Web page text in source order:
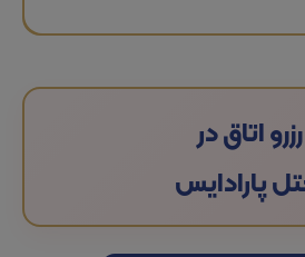
رزرو اتاق در
پارادایس